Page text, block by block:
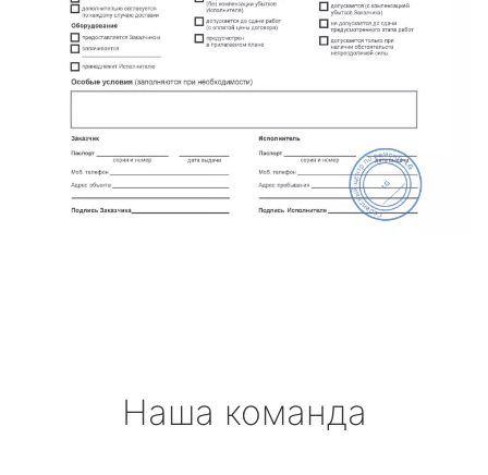
Наша команда